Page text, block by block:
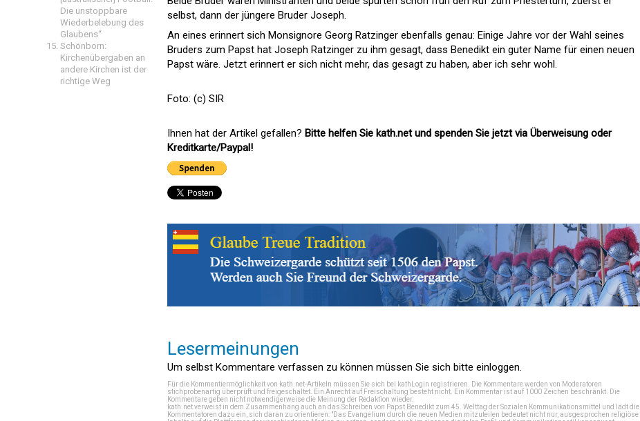
Die unstoppbare
Wiederbelebung des
Glaubens“
Schönborn:
Kirchenübergaben an
andere Kirchen ist der
richtige Weg
selbst, dann der jüngere Bruder Joseph.
An eines erinnert sich Monsignore Georg Ratzinger ebenfalls genau: Einige Jahre vor der Wahl seines
Bruders zum Papst hat Joseph Ratzinger zu ihm gesagt, dass Benedikt ein guter Name für einen neuen
Papst wäre. Jetzt erinnert er sich nicht mehr, das gesagt zu haben, aber ich sehr wohl.
Foto: (c) SIR
Ihnen hat der Artikel gefallen? Bitte helfen Sie kath.net und spenden Sie jetzt via Überweisung oder
Kreditkarte/Paypal!
Lesermeinungen
Um selbst Kommentare verfassen zu können müssen Sie sich bitte einloggen.
Für die Kommentiermöglichkeit von kath.net-Artikeln müssen Sie sich bei kathLogin registrieren. Die Kommentare werden von Moderatoren
stichprobenartig überprüft und freigeschaltet. Ein Anrecht auf Freischaltung besteht nicht. Ein Kommentar ist auf 1000 Zeichen beschränkt. Die
Kommentare geben nicht notwendigerweise die Meinung der Redaktion wieder.
kath.net verweist in dem Zusammenhang auch an das Schreiben von Papst Benedikt zum 45. Welttag der Sozialen Kommunikationsmittel und lädt die
Kommentatoren dazu ein, sich daran zu orientieren: "Das Evangelium durch die neuen Medien mitzuteilen bedeutet nicht nur, ausgesprochen religiöse